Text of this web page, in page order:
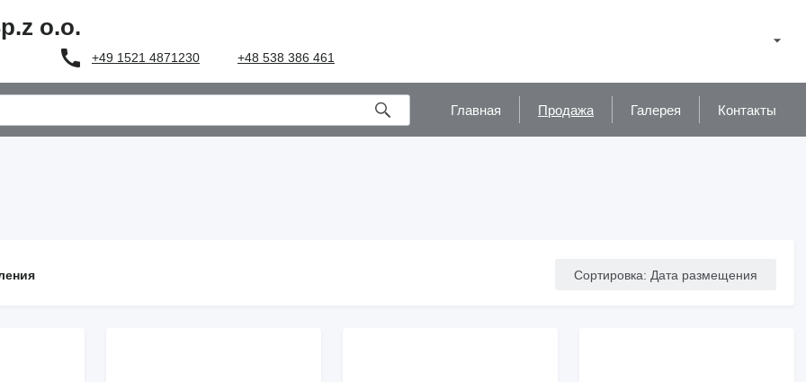
o.o.
+49 1521 4871230 +48 538 386 461
Главная Продажа Галерея Контакты
Сортировка: Дата размещения